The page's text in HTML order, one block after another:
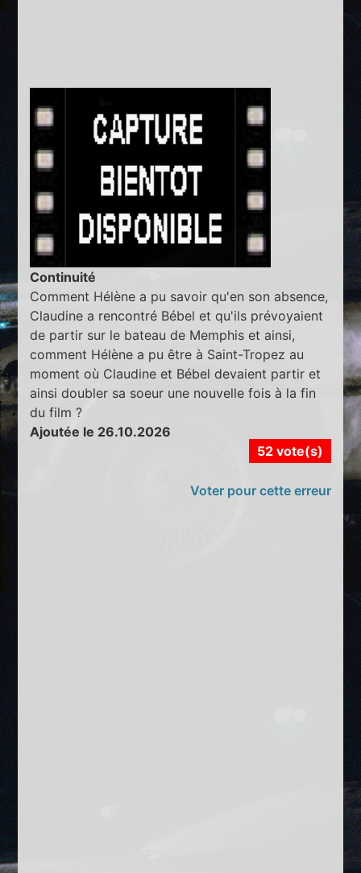
Continuité
Comment Hélène a pu savoir qu'en son absence,
Claudine a rencontré Bébel et qu'ils prévoyaient
de partir sur le bateau de Memphis et ainsi,
comment Hélène a pu être à Saint-Tropez au
moment où Claudine et Bébel devaient partir et
ainsi doubler sa soeur une nouvelle fois à la fin
du film ?
Ajoutée le 26.10.2026
52 vote(s)
Voter pour cette erreur